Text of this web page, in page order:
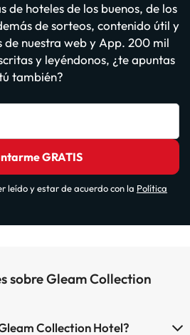
de hoteles de los buenos, de los
de sorteos, contenido útil y
de nuestra web y App. 200 mil
y leyéndonos, ¿te apuntas
también?
GRATIS
leído y estar de acuerdo con la Política
sobre Gleam Collection
Collection Hotel?